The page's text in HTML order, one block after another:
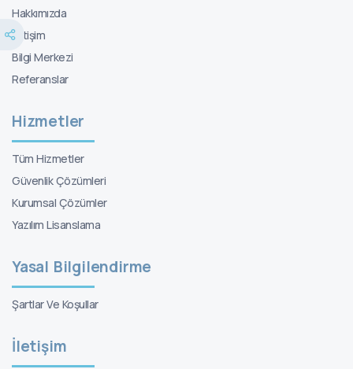
Hakkımızda
İletişim
Bilgi Merkezi
Referanslar
Hizmetler
Tüm Hizmetler
Güvenlik Çözümleri
Kurumsal Çözümler
Yazılım Lisanslama
Yasal Bilgilendirme
Şartlar Ve Koşullar
İletişim